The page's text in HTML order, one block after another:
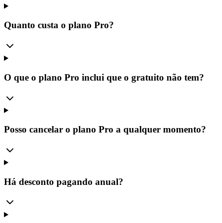
Quanto custa o plano Pro?
O que o plano Pro inclui que o gratuito não tem?
Posso cancelar o plano Pro a qualquer momento?
Há desconto pagando anual?